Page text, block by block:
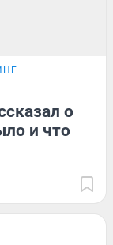
о
и что